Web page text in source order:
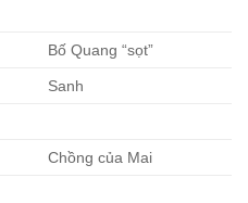
Bố Quang “sọt”
Sanh
Chồng của Mai